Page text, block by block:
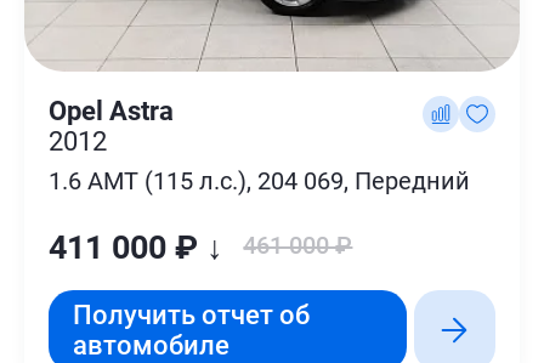
Opel Astra
2012
1.6 AMT (115 л.с.), 204 069, Передний
411 000 ₽ ↓ 461 000 ₽
Получить отчет об
автомобиле